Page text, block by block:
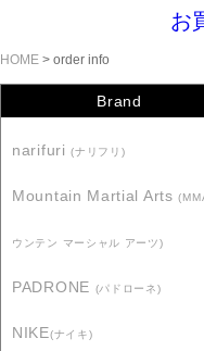
お
HOME > order info
Brand
narifuri(ナリフリ)
Mountain Martial Arts
ウンテン マーシャル アーツ)
PADRONE (パドローネ)
NIKE(ナイキ)